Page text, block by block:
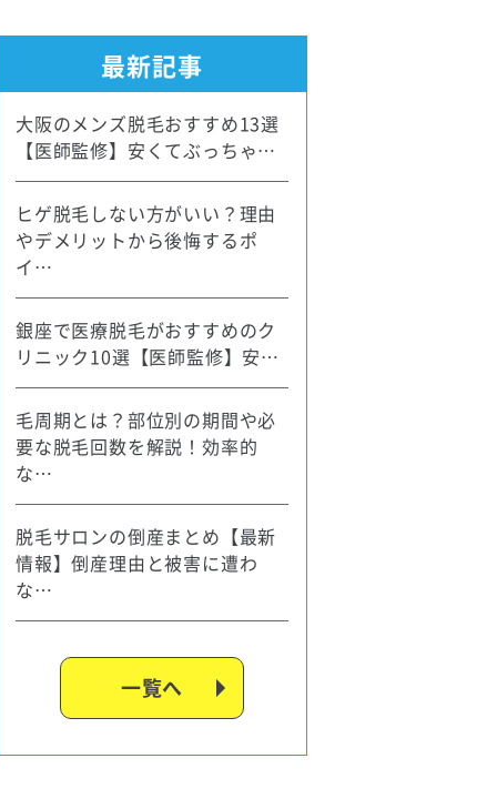
最新記事
大阪のメンズ脱毛おすすめ13選
【医師監修】安くてぶっちゃ…
ヒゲ脱毛しない方がいい？理由
やデメリットから後悔するポ
イ…
銀座で医療脱毛がおすすめのク
リニック10選【医師監修】安…
毛周期とは？部位別の期間や必
要な脱毛回数を解説！効率的
な…
脱毛サロンの倒産まとめ【最新
情報】倒産理由と被害に遭わ
な…
一覧へ